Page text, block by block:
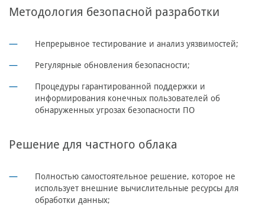
Методология безопасной разработки
Непрерывное тестирование и анализ уязвимостей;
Регулярные обновления безопасности;
Процедуры гарантированной поддержки и
информирования конечных пользователей об
обнаруженных угрозах безопасности ПО
Решение для частного облака
Полностью самостоятельное решение, которое не
использует внешние вычислительные ресурсы для
обработки данных;